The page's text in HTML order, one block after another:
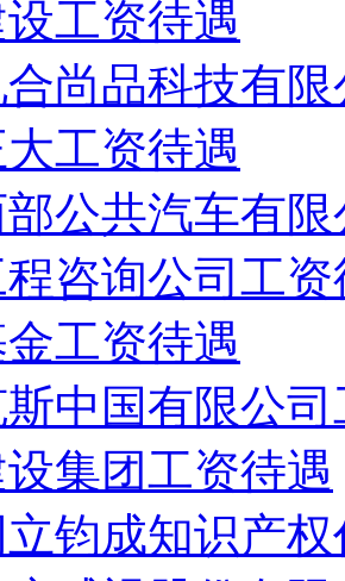
工资待遇
尚品科技有
工资待遇
公共汽车有
程咨询公司工
工资待遇
中国有限公
集团工资待遇
钧成知识产